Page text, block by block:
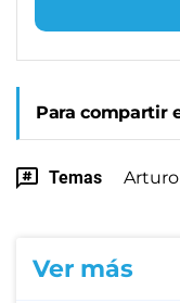
Para compartir
Temas
Ver más